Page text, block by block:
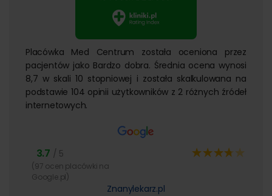
Placówka Med Centrum została oceniona przez
pacjentów jako Bardzo dobra. Średnia ocena wynosi
8,7 w skali 10 stopniowej i została skalkulowana na
podstawie 104 opinii użytkowników z 2 różnych źródeł
internetowych.
3.7 / 5
(97 ocen placówki na
Google.pl)
Znanylekarz.pl